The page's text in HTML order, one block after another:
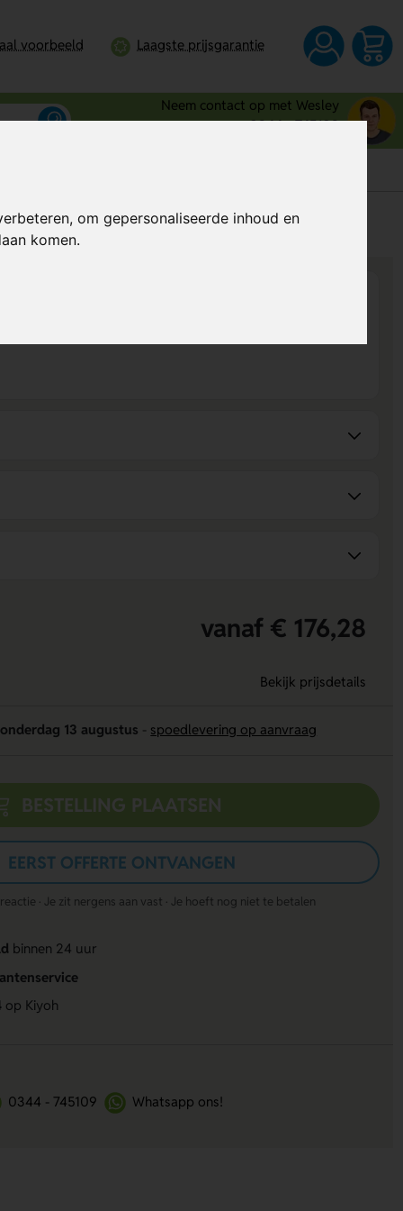
om gepersonaliseerde inhoud en
komen.
voorbeeld Laagste prijsgarantie
Neem contact op met Wesley
0344 - 745109
Al vanaf€ 6,58 per stuk (excl. BTW)
vanaf € 176,28
Bekijk prijsdetails
13 augustus spoedlevering op aanvraag
BESTELLING PLAATSEN
EERST OFFERTE ONTVANGEN
· Je zit nergens aan vast · Je hoeft nog niet te betalen
binnen 24 uur
op Kiyoh
0344 - 745109 Whatsapp ons!